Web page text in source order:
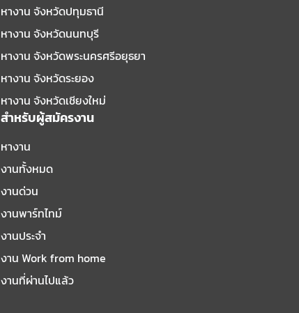
หางาน จังหวัดปทุมธานี
หางาน จังหวัดนนทบุรี
หางาน จังหวัดพระนครศรีอยุธยา
หางาน จังหวัดระยอง
หางาน จังหวัดเชียงใหม่
สำหรับผู้สมัครงาน
หางาน
งานทั้งหมด
งานด่วน
งานพาร์ทไทม์
งานประจำ
งาน Work from home
งานที่ผ่านไปแล้ว